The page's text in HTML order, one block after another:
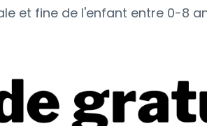
et fine de l'enfant entre 0-8